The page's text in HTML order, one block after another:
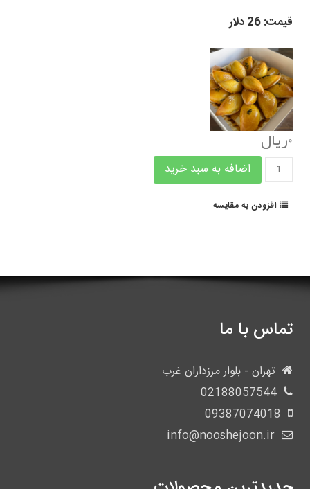
قیمت: 26 دلار
0ریال
افزودن به مقایسه
تماس با ما
تهران - بلوار مرزداران غرب
02188057544
09387074018
info@nooshejoon.ir